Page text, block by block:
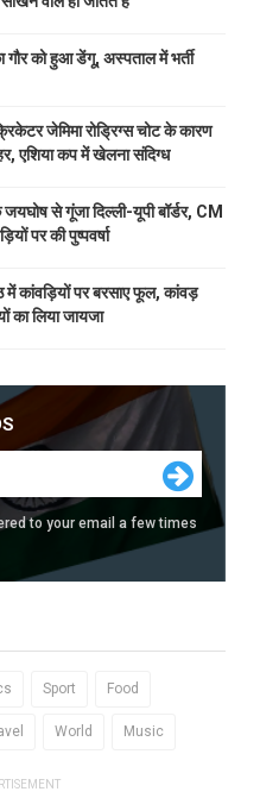
गौर को हुआ डेंगू, अस्पताल में भर्ती
जेमिमा रोड्रिग्स चोट के कारण
एशिया कप में खेलना संदिग्ध
से गूंजा दिल्ली-यूपी बॉर्डर, CM
पर की पुष्पवर्षा
में कांवड़ियों पर बरसाए फूल, कांवड़
का लिया जायजा
to your email a few times
Sport Food
World Music